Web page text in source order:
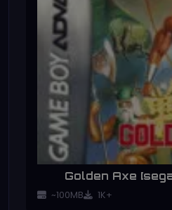
Golden Axe
~100MB 1K+